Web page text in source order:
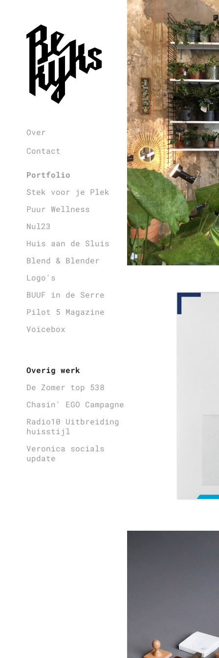
Over
Contact
Portfolio
Stek voor je Plek
Puur Wellness
Nul23
Huis aan de Sluis
Blend & Blender
Logo's
BUUF in de Serre
Pilot 5 Magazine
Voicebox
Overig werk
De Zomer top 538
Chasin' EGO Campagne
Radio10 Uitbreiding
huisstijl
Veronica socials
update